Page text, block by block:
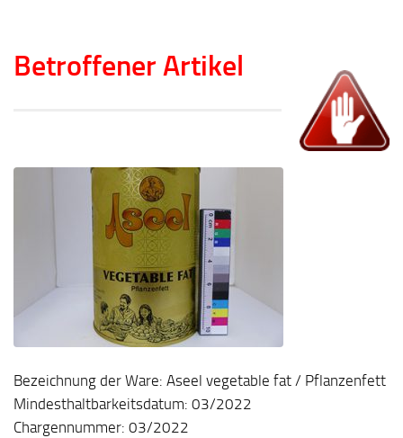
Betroffener Artikel
Bezeichnung der Ware: Aseel vegetable fat / Pflanzenfett
Mindesthaltbarkeitsdatum: 03/2022
Chargennummer: 03/2022